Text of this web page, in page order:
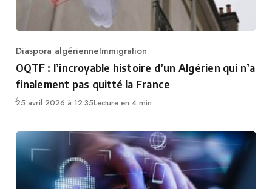
Category
Diaspora algérienneImmigration
OQTF : l’incroyable histoire d’un Algérien qui n’a
finalement pas quitté la France
25 avril 2026 à 12:35Lecture en 4 min